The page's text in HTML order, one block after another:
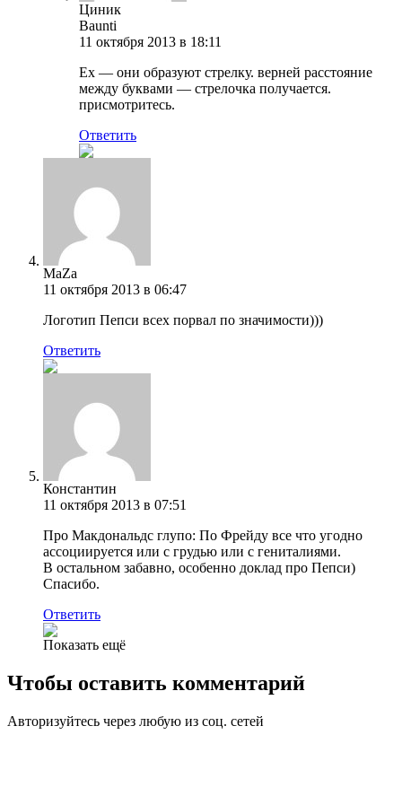
Циник
Baunti
11 октября 2013 в 18:11
Ex — они образуют стрелку. верней расстояние
между буквами — стрелочка получается.
присмотритесь.
Ответить
MaZa
11 октября 2013 в 06:47
Логотип Пепси всех порвал по значимости)))
Ответить
Константин
11 октября 2013 в 07:51
Про Макдональдс глупо: По Фрейду все что угодно
ассоциируется или с грудью или с гениталиями.
В остальном забавно, особенно доклад про Пепси)
Спасибо.
Ответить
Показать ещё
Чтобы оставить комментарий
Авторизуйтесь через любую из соц. сетей